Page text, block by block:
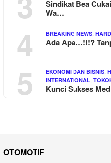
Sindikat Bea
Wa…
4 BREAKING NEWS,
Ada Apa…!!!?
5 EKONOMI DAN BISNIS,
INTERNATIONAL,
Kunci Sukses
OTOMOTIF